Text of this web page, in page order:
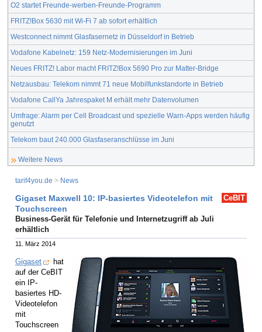
O2 startet Freunde-werben-Freunde-Programm
FRITZ!Box 5630 mit Wi-Fi 7 ab sofort erhältlich
Westconnect nimmt Glasfasernetz in Düsseldorf in Betrieb
Vodafone Kabelnetz: 159 Netz-Modernisierungen im Juni
Neues FRITZ! Labor macht FRITZ!Box 5690 Pro zur Matter-Bridge
Netzausbau: Telekom nimmt 71 neue Mobilfunkstandorte in Betrieb
Vodafone CallYa Jahrespaket M erhält mehr Datenvolumen
Umfrage: Alarm per Cell Broadcast und spezielle Warn-Apps werden häufig
genutzt
Telekom baut 240.000 Glasfaseranschlüsse im Juni
Weitere News
tarif4you.de > News
CeBIT
Gigaset Maxwell 10: IP-basiertes Videotelefon mit
Touchscreen
Business-Gerät für Telefonie und Internetzugriff ab Juli
erhältlich
11. März 2014
Gigaset
hat
auf der CeBIT
ein IP-
basiertes HD-
Videotelefon
mit
Touchscreen